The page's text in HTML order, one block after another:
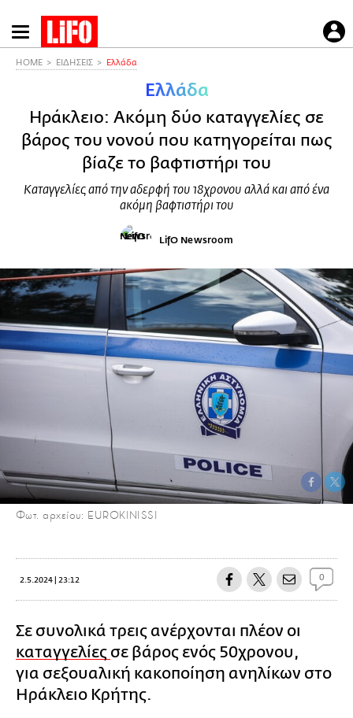
Παράκαμψη
προς
HOME ΕΙΔΗΣΕΙΣ Ελλάδα
Ελλάδα
Ηράκλειο: Ακόμη δύο καταγγελίες σε
βάρος του νονού που κατηγορείται πως
βίαζε το βαφτιστήρι του
Καταγγελίες από την αδερφή του 18χρονου αλλά και από ένα
ακόμη βαφτιστήρι του
LifO Newsroom
Φωτ. αρχείου: EUROKINISSI
2.5.2024 | 23:12 0
Σε συνολικά τρεις ανέρχονται πλέον οι
καταγγελίες σε βάρος ενός 50χρονου,
για σεξουαλική κακοποίηση ανηλίκων στο
Ηράκλειο Κρήτης.